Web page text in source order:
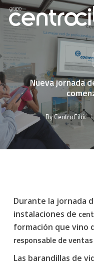
Skip
to
content
Nueva jornada
ByCentroCibic
Durante la jornada
instalaciones de
formación que vino
responsable de
Las barandillas de